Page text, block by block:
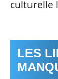
culturelle
LES